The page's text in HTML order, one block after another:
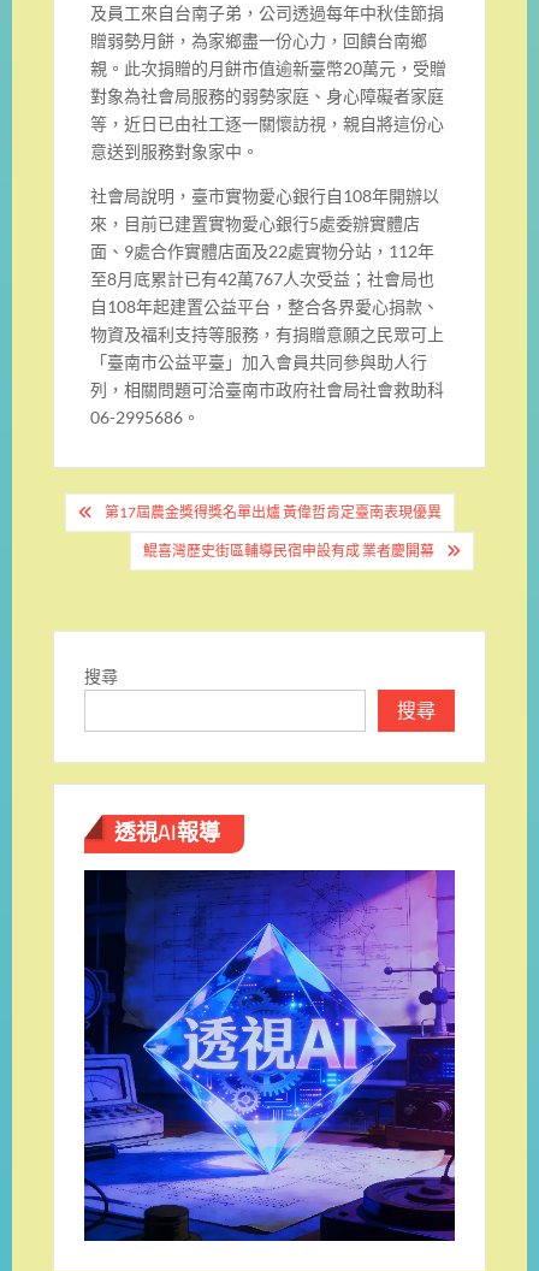
及員工來自台南子弟，公司透過每年中秋佳節捐
贈弱勢月餅，為家鄉盡一份心力，回饋台南鄉
親。此次捐贈的月餅市值逾新臺幣20萬元，受贈
對象為社會局服務的弱勢家庭、身心障礙者家庭
等，近日已由社工逐一關懷訪視，親自將這份心
意送到服務對象家中。
社會局說明，臺市實物愛心銀行自108年開辦以
來，目前已建置實物愛心銀行5處委辦實體店
面、9處合作實體店面及22處實物分站，112年
至8月底累計已有42萬767人次受益；社會局也
自108年起建置公益平台，整合各界愛心捐款、
物資及福利支持等服務，有捐贈意願之民眾可上
「臺南市公益平臺」加入會員共同參與助人行
列，相關問題可洽臺南市政府社會局社會救助科
06-2995686。
文
章
覽
第17屆農金獎得獎名單出爐 黃偉哲肯定臺南表現優異
鯤喜灣歷史街區輔導民宿申設有成 業者慶開幕
搜尋
搜尋
透視AI報導